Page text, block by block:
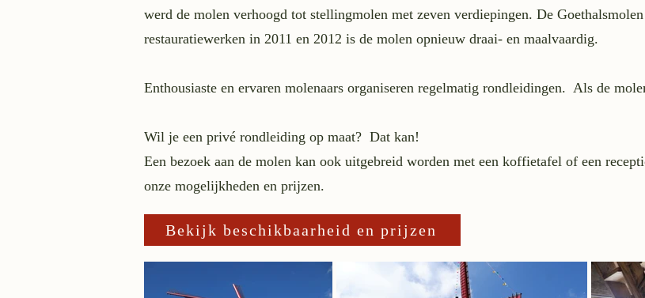
werd de molen verhoogd tot stellingmolen met zeven verdiepingen. De
restauratiewerken in 2011 en 2012 is de molen opnieuw draai- en maalvaardig.
Enthousiaste en ervaren molenaars organiseren regelmatig rondleidingen. Als de
Wil je een privé rondleiding op maat? Dat kan!
Een bezoek aan de molen kan ook uitgebreid worden met een koffietafel of een
onze mogelijkheden en prijzen.
Bekijk beschikbaarheid en prijzen